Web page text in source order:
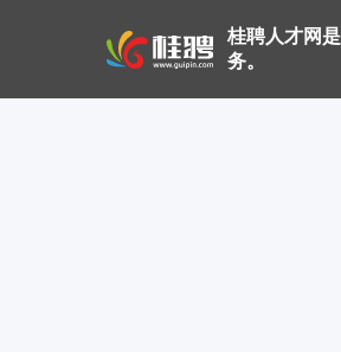
桂聘人才网
务。